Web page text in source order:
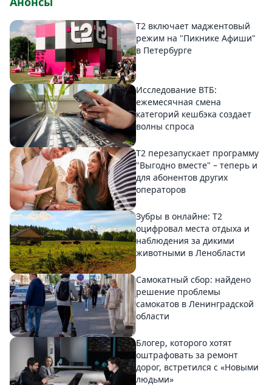
Т2 включает маджентовый
режим на "Пикнике Афиши"
в Петербурге
Исследование ВТБ:
ежемесячная смена
категорий кешбэка создает
волны спроса
Т2 перезапускает программу
"Выгодно вместе" – теперь и
для абонентов других
операторов
Зубры в онлайне: Т2
оцифровал места отдыха и
наблюдения за дикими
животными в Ленобласти
Самокатный сбор: найдено
решение проблемы
самокатов в Ленинградской
области
Блогер, которого хотят
оштрафовать за ремонт
дорог, встретился с «Новыми
людьми»